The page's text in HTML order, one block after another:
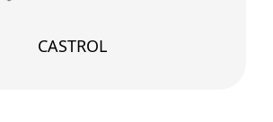
CASTROL